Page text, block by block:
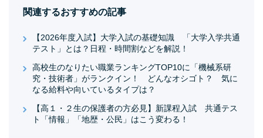
関連するおすすめの記事
【2026年度入試】大学入試の基礎知識 「大学入学共通
テスト」とは？日程・時間割などを解説！
高校生のなりたい職業ランキングTOP10に「機械系研
究・技術者」がランクイン！ どんなオシゴト？ 気に
なる給料や向いているタイプは？
【高１・２生の保護者の方必見】新課程入試 共通テス
ト「情報」「地歴・公民」はこう変わる！